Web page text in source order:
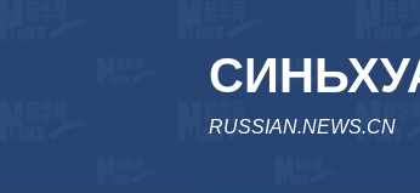
RUSSIAN.NEWS.CN